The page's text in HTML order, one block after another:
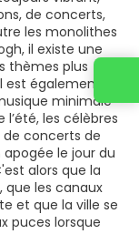
de concerts,
les monolithes
il existe une
thèmes plus
également
minimale
les célèbres
concerts de
le jour du
alors que la
les canaux
et que la ville se
puces lorsque